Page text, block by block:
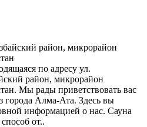
район, микрорайон
по адресу ул.
район, микрорайон
Мы рады приветствовать вас
города Алма-Ата. Здесь вы
информацией о нас. Сауна
от..